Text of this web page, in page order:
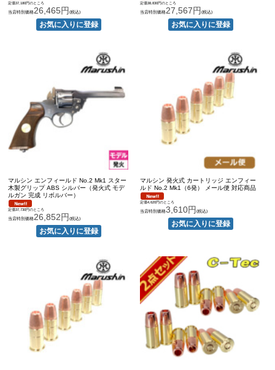
定価37,180円のところ
当店特別価格26,465円(税込)
定価38,830円のところ
当店特別価格27,567円(税込)
マルシン エンフィールド No.2 Mk1 スター
木製グリップ ABS シルバー（発火式 モデ
ルガン 完成 リボルバー）
定価37,730円のところ
当店特別価格26,852円(税込)
マルシン 発火式 カートリッジ エンフィー
ルド No.2 Mk1（6発） メール便 対応商品
定価4,620円のところ
当店特別価格3,610円(税込)